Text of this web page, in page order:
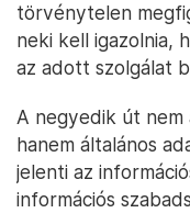
törvénytelen
neki kell igazolnia,
az adott szolgálat
A negyedik út
hanem általános
jelenti az
információs